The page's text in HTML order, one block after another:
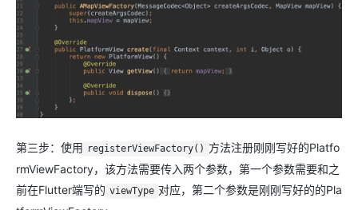
第三步：使用 registerViewFactory() 方法注册刚刚写好的Platfo
rmViewFactory，该方法需要传入两个参数，第一个参数需要和之
前在Flutter端写的 viewType 对应，第二个参数是刚刚写好的的Pla